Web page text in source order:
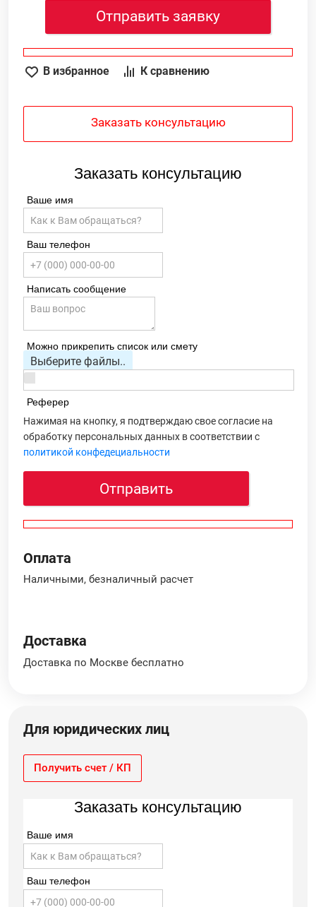
Отправить заявку
В избранное К сравнению
Заказать консультацию
Заказать консультацию
Ваше имя
Ваш телефон
Написать сообщение
Можно прикрепить список или смету
Выберите файлы..
Реферер
Нажимая на кнопку, я подтверждаю свое согласие на
обработку персональных данных в соответствии с
политикой конфедециальности
Отправить
Оплата
Наличными, безналичный расчет
Доставка
Доставка по Москве бесплатно
Для юридических лиц
Получить счет / КП
Заказать консультацию
Ваше имя
Ваш телефон